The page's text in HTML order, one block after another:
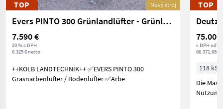
TOP Nový stroj
Evers PINTO 300 Grünlandlüfter - Grünlandlockerer - Gr
7.590 €
20 % s DPH
6.325 € netto
++KOLB LANDTECHNIK++ ✅EVERS PINTO 300
Grasnarbenlüfter / Bodenlüfter ✅Arbe
TOP
Deutz
75.000
s DPH od
66.371,68 €
118 kS/
Die